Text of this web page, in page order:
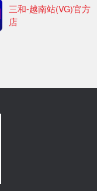
三和-越南站(VG)官方
店